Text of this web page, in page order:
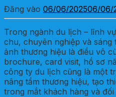
Đăng vào 06/06/202506/06/
Trong ngành du lịch – lĩnh
chu, chuyên nghiệp và sáng
ảnh thương hiệu là điều vô
brochure, card visit, hồ sơ
công ty du lịch cũng là một
nâng tầm thương hiệu, tạo
trong mắt khách hàng và đối